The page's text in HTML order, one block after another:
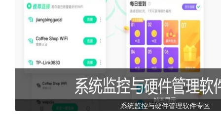
系统监控与硬件管理软件专区